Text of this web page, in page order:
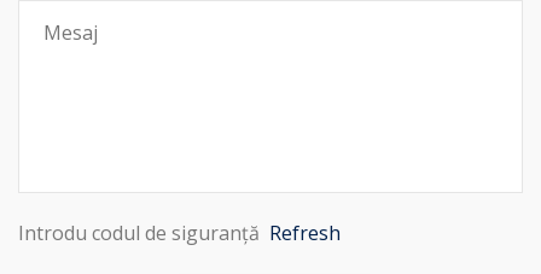
Introdu codul de siguranță Refresh